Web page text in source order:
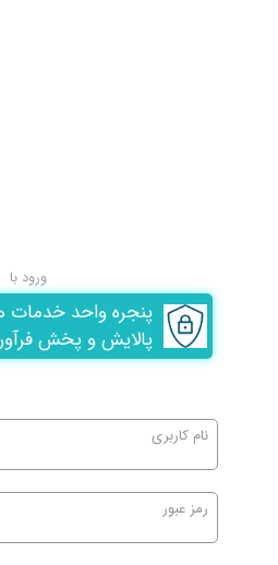
نام کاربری
رمز عبور
ورود با
پنجره واحد
پالایش و پخش